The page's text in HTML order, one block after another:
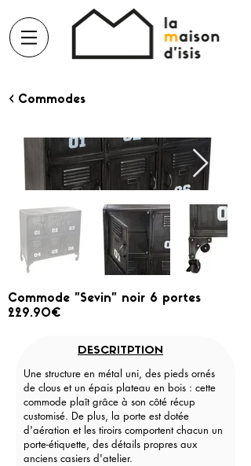
< Commodes
Commode "Sevin" noir 6 portes
229.90€
DESCRITPTION
Une structure en métal uni, des pieds ornés
de clous et un épais plateau en bois : cette
commode plaît grâce à son côté récup
customisé. De plus, la porte est dotée
d'aération et les tiroirs comportent chacun un
porte-étiquette, des détails propres aux
anciens casiers d'atelier.